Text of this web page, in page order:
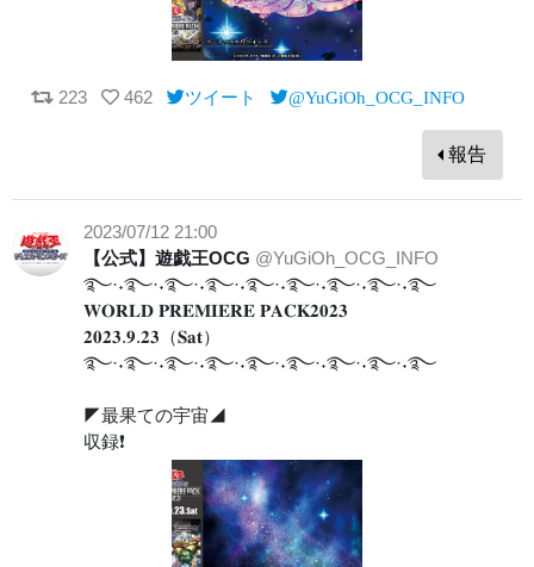
223 462 ツイート @YuGiOh_OCG_INFO
報告
2023/07/12 21:00
【公式】遊戯王OCG @YuGiOh_OCG_INFO
࿐·˖࿐·˖࿐·˖࿐·˖࿐·˖࿐·˖࿐·˖࿐·˖࿐
𝐖𝐎𝐑𝐋𝐃 𝐏𝐑𝐄𝐌𝐈𝐄𝐑𝐄 𝐏𝐀𝐂𝐊𝟐𝟎𝟐𝟑
𝟐𝟎𝟐𝟑.𝟗.𝟐𝟑（𝐒𝐚𝐭）
࿐·˖࿐·˖࿐·˖࿐·˖࿐·˖࿐·˖࿐·˖࿐·˖࿐
◤最果ての宇宙◢
収録❗️